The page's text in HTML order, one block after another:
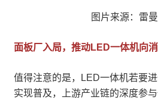
图片来源：雷
面板厂入局，推动LED一体机向
值得注意的是，LED一体机若要
实现普及，上游产业链的深度参